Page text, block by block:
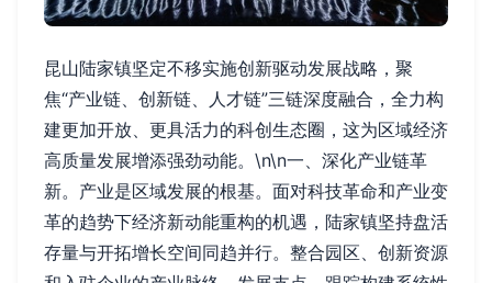
昆山陆家镇坚定不移实施创新驱动发展战略，聚
焦“产业链、创新链、人才链”三链深度融合，全力构
建更加开放、更具活力的科创生态圈，这为区域经济
高质量发展增添强劲动能。\n\n一、深化产业链革
新。产业是区域发展的根基。面对科技革命和产业变
革的趋势下经济新动能重构的机遇，陆家镇坚持盘活
存量与开拓增长空间同趋并行。整合园区、创新资源